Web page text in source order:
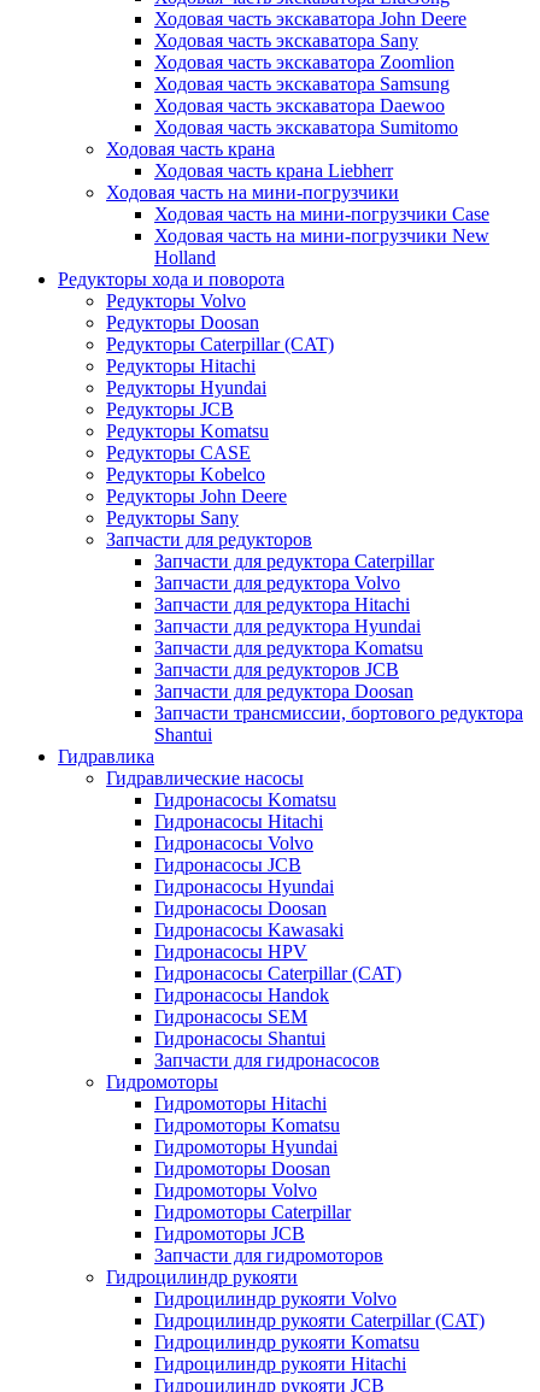
Ходовая часть экскаватора John Deere
Ходовая часть экскаватора Sany
Ходовая часть экскаватора Zoomlion
Ходовая часть экскаватора Samsung
Ходовая часть экскаватора Daewoo
Ходовая часть экскаватора Sumitomo
Ходовая часть крана
Ходовая часть крана Liebherr
Ходовая часть на мини-погрузчики
Ходовая часть на мини-погрузчики Case
Ходовая часть на мини-погрузчики New
Holland
Редукторы хода и поворота
Редукторы Volvo
Редукторы Doosan
Редукторы Caterpillar (CAT)
Редукторы Hitachi
Редукторы Hyundai
Редукторы JCB
Редукторы Komatsu
Редукторы CASE
Редукторы Kobelco
Редукторы John Deere
Редукторы Sany
Запчасти для редукторов
Запчасти для редуктора Caterpillar
Запчасти для редуктора Volvo
Запчасти для редуктора Hitachi
Запчасти для редуктора Hyundai
Запчасти для редуктора Komatsu
Запчасти для редукторов JCB
Запчасти для редуктора Doosan
Запчасти трансмиссии, бортового редуктора
Shantui
Гидравлика
Гидравлические насосы
Гидронасосы Komatsu
Гидронасосы Hitachi
Гидронасосы Volvo
Гидронасосы JCB
Гидронасосы Hyundai
Гидронасосы Doosan
Гидронасосы Kawasaki
Гидронасосы HPV
Гидронасосы Caterpillar (CAT)
Гидронасосы Handok
Гидронасосы SEM
Гидронасосы Shantui
Запчасти для гидронасосов
Гидромоторы
Гидромоторы Hitachi
Гидромоторы Komatsu
Гидромоторы Hyundai
Гидромоторы Doosan
Гидромоторы Volvo
Гидромоторы Caterpillar
Гидромоторы JCB
Запчасти для гидромоторов
Гидроцилиндр рукояти
Гидроцилиндр рукояти Volvo
Гидроцилиндр рукояти Caterpillar (CAT)
Гидроцилиндр рукояти Komatsu
Гидроцилиндр рукояти Hitachi
Гидроцилиндр рукояти JCB